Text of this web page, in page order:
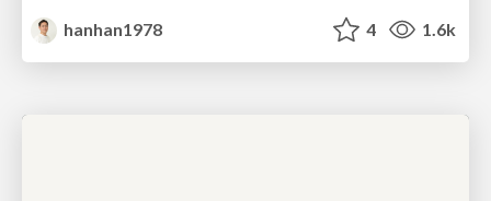
hanhan1978
4 1.6k